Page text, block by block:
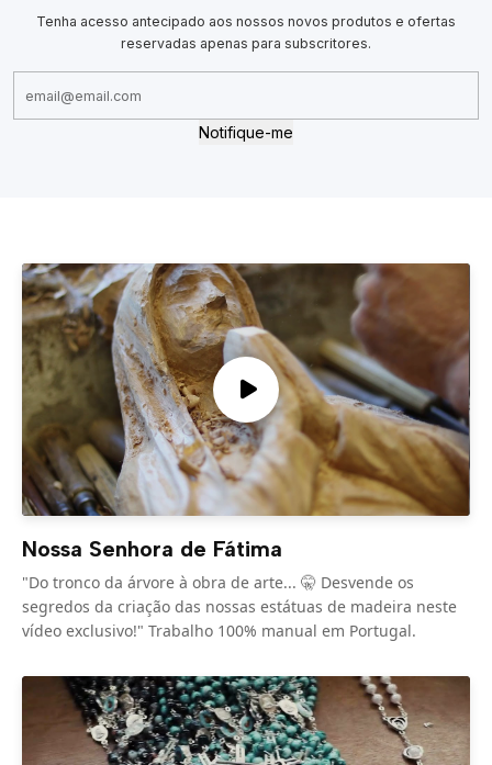
Tenha acesso antecipado aos nossos novos produtos e ofertas
reservadas apenas para subscritores.
Notifique-me
Nossa Senhora de Fátima
"Do tronco da árvore à obra de arte... 🤫 Desvende os
segredos da criação das nossas estátuas de madeira neste
vídeo exclusivo!" Trabalho 100% manual em Portugal.